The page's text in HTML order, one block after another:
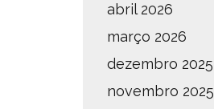
abril 2026
março 2026
dezembro 2025
novembro 2025